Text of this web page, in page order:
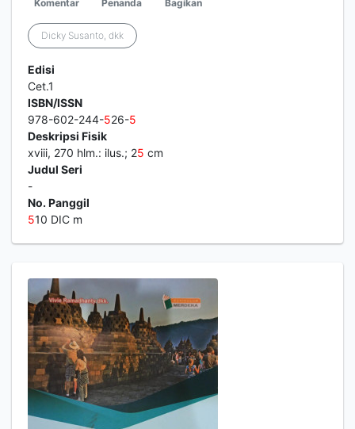
Komentar Penanda Bagikan
Dicky Susanto, dkk
Edisi
Cet.1
ISBN/ISSN
978-602-244-526-5
Deskripsi Fisik
xviii, 270 hlm.: ilus.; 25 cm
Judul Seri
-
No. Panggil
510 DIC m